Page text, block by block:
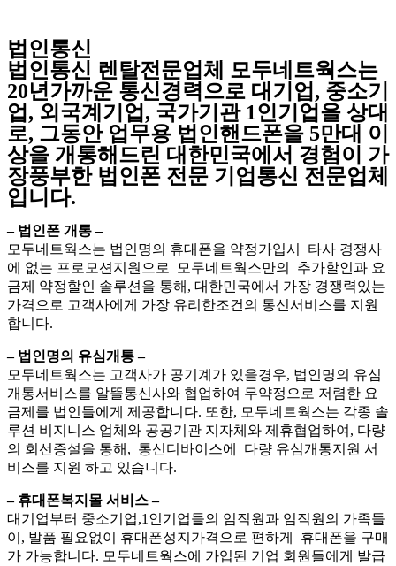
법인통신
법인통신 렌탈전문업체 모두네트웍스는
20년가까운 통신경력으로 대기업, 중소기
업, 외국계기업, 국가기관 1인기업을 상대
로, 그동안 업무용 법인핸드폰을 5만대 이
상을 개통해드린 대한민국에서 경험이 가
장풍부한 법인폰 전문 기업통신 전문업체
입니다.
– 법인폰 개통 –
모두네트웍스는 법인명의 휴대폰을 약정가입시 타사 경쟁사
에 없는 프로모션지원으로 모두네트웍스만의 추가할인과 요
금제 약정할인 솔루션을 통해, 대한민국에서 가장 경쟁력있는
가격으로 고객사에게 가장 유리한조건의 통신서비스를 지원
합니다.
– 법인명의 유심개통 –
모두네트웍스는 고객사가 공기계가 있을경우, 법인명의 유심
개통서비스를 알뜰통신사와 협업하여 무약정으로 저렴한 요
금제를 법인들에게 제공합니다. 또한, 모두네트웍스는 각종 솔
루션 비지니스 업체와 공공기관 지자체와 제휴협업하여, 다량
의 회선증설을 통해, 통신디바이스에 다량 유심개통지원 서
비스를 지원 하고 있습니다.
– 휴대폰복지몰 서비스 –
대기업부터 중소기업,1인기업들의 임직원과 임직원의 가족들
이, 발품 필요없이 휴대폰성지가격으로 편하게 휴대폰을 구매
가 가능합니다. 모두네트웍스에 가입된 기업 회원들에게 발급